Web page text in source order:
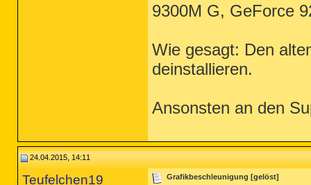
9300M G, GeForce
Wie gesagt: Den
deinstallieren.
Ansonsten an den
24.04.2015, 14:11
Teufelchen19 Grafikbeschleunigung [gelöst]